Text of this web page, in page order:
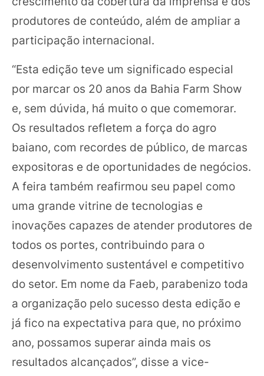
produtores de conteúdo, além de ampliar a
participação internacional.
“Esta edição teve um significado especial
por marcar os 20 anos da Bahia Farm Show
e, sem dúvida, há muito o que comemorar.
Os resultados refletem a força do agro
baiano, com recordes de público, de marcas
expositoras e de oportunidades de negócios.
A feira também reafirmou seu papel como
uma grande vitrine de tecnologias e
inovações capazes de atender produtores de
todos os portes, contribuindo para o
desenvolvimento sustentável e competitivo
do setor. Em nome da Faeb, parabenizo toda
a organização pelo sucesso desta edição e
já fico na expectativa para que, no próximo
ano, possamos superar ainda mais os
resultados alcançados”, disse a vice-